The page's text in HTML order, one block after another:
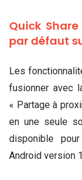
Quick
par défaut
Les
fusionner avec
« Partage à
en une seule
disponible
Android version